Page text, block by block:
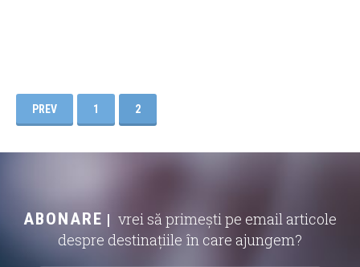
PREV 1 2
ABONARE
vrei să primești pe email articole
despre destinațiile în care ajungem?